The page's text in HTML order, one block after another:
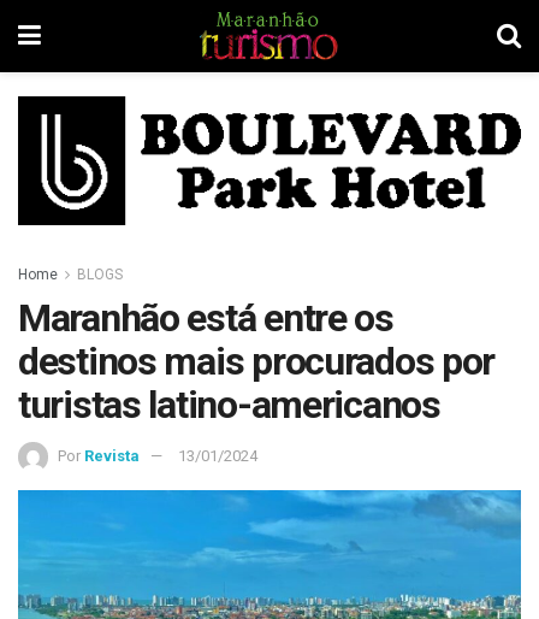
Home BLOGS
Maranhão está entre os
destinos mais procurados por
turistas latino-americanos
Por Revista 13/01/2024